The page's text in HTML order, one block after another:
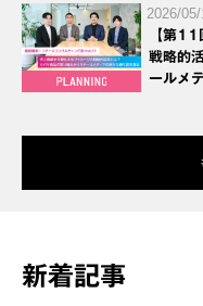
2026/
【第11
戦略的
ールメ
新着記事